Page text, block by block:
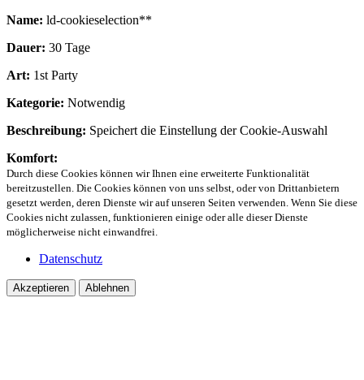
Name: ld-cookieselection**
Dauer: 30 Tage
Art: 1st Party
Kategorie: Notwendig
Beschreibung: Speichert die Einstellung der Cookie-Auswahl
Komfort:
Durch diese Cookies können wir Ihnen eine erweiterte Funktionalität
bereitzustellen. Die Cookies können von uns selbst, oder von Drittanbietern
gesetzt werden, deren Dienste wir auf unseren Seiten verwenden. Wenn Sie diese
Cookies nicht zulassen, funktionieren einige oder alle dieser Dienste
möglicherweise nicht einwandfrei.
Datenschutz
Akzeptieren Ablehnen